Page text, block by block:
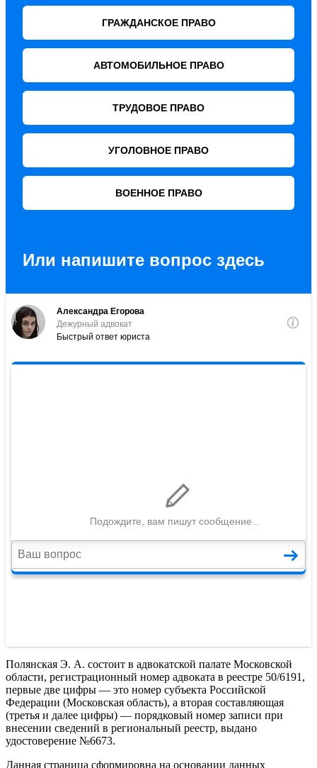
Полянская Э. А. состоит в адвокатской палате Московской
области, регистрационный номер адвоката в реестре 50/6191,
первые две цифры — это номер субъекта Российской
Федерации (Московская область), а вторая составляющая
(третья и далее цифры) — порядковый номер записи при
внесении сведений в региональный реестр, выдано
удостоверение №6673.
Данная страница сформировна на основании данных